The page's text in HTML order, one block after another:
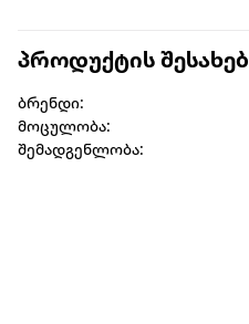
პროდუქტის შესახებ
ბრენდი:
მოცულობა:
შემადგენლობა: